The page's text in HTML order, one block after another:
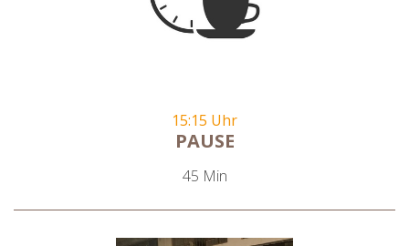
15:15 Uhr
PAUSE
45 Min